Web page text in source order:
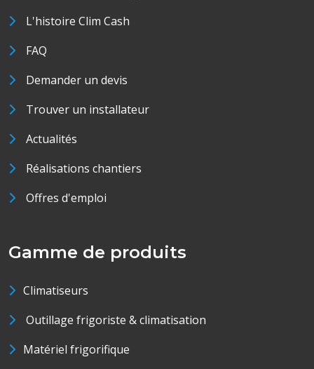
L'histoire Clim Cash
FAQ
Demander un devis
Trouver un installateur
Actualités
Réalisations chantiers
Offres d'emploi
Gamme de produits
Climatiseurs
Outillage frigoriste & climatisation
Matériel frigorifique